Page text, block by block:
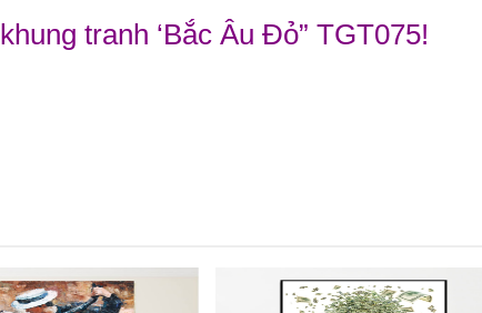
tranh ‘Bắc Âu Đỏ” TGT075!